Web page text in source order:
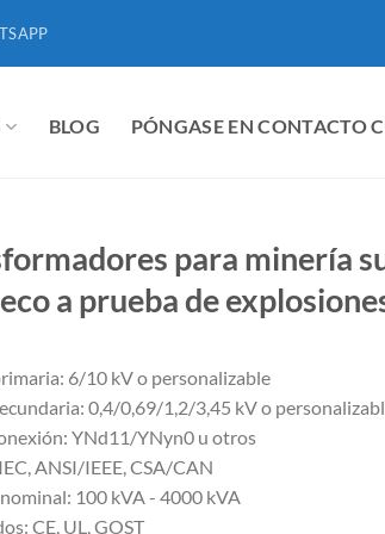
BLOG PÓNGASE EN CONTACTO
para minería
a prueba de
6/10 kV o personalizable
0,4/0,69/1,2/3,45 kV o
YNd11/YNyn0 u otros
ANSI/IEEE, CSA/CAN
100 kVA - 4000 kVA
CE, UL, GOST